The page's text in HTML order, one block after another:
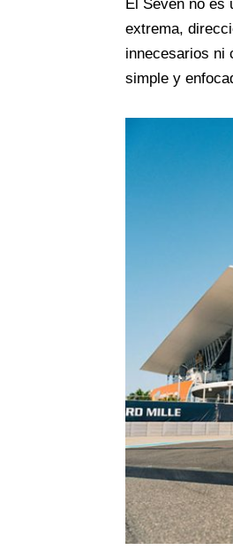
El Seven no es
extrema,
innecesarios ni
simple y